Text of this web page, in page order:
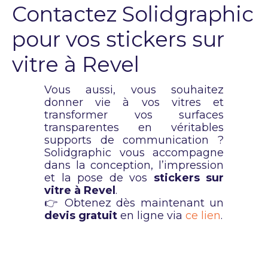
Contactez Solidgraphic
pour vos stickers sur
vitre à Revel
Vous aussi, vous souhaitez
donner vie à vos vitres et
transformer vos surfaces
transparentes en véritables
supports de communication ?
Solidgraphic vous accompagne
dans la conception, l’impression
et la pose de vos stickers sur
vitre à Revel .
👉 Obtenez dès maintenant un
devis gratuit en ligne via ce lien.